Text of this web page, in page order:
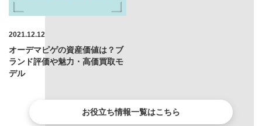
2021.12.12
オーデマピゲの資産価値は？ブ
ランド評価や魅力・高価買取モ
デル
お役立ち情報一覧はこちら